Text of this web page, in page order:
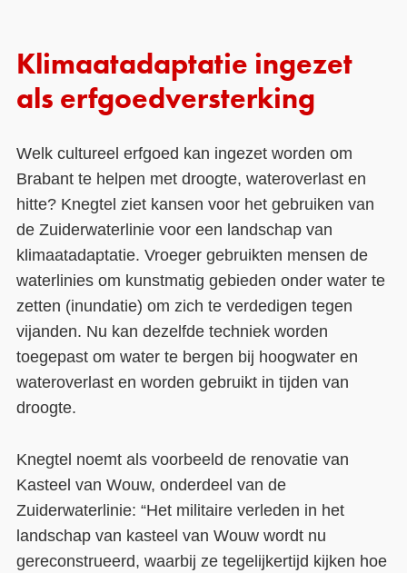
Klimaatadaptatie ingezet
als erfgoedversterking
Welk cultureel erfgoed kan ingezet worden om
Brabant te helpen met droogte, wateroverlast en
hitte? Knegtel ziet kansen voor het gebruiken van
de Zuiderwaterlinie voor een landschap van
klimaatadaptatie. Vroeger gebruikten mensen de
waterlinies om kunstmatig gebieden onder water te
zetten (inundatie) om zich te verdedigen tegen
vijanden. Nu kan dezelfde techniek worden
toegepast om water te bergen bij hoogwater en
wateroverlast en worden gebruikt in tijden van
droogte.
Knegtel noemt als voorbeeld de renovatie van
Kasteel van Wouw, onderdeel van de
Zuiderwaterlinie: “Het militaire verleden in het
landschap van kasteel van Wouw wordt nu
gereconstrueerd, waarbij ze tegelijkertijd kijken hoe